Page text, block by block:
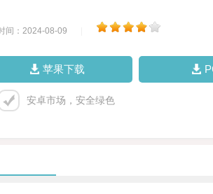
间：2024-08-09
苹果下载
安卓市场，安全绿色